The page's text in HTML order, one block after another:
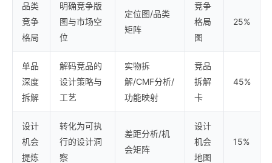
品类
竞争
格局
明确竞争版
图与市场空
位
定位图/品类
矩阵
竞争
格局
图
25%
单品
深度
拆解
解码竞品的
设计策略与
工艺
实物拆
解/CMF分析/
功能映射
竞品
拆解
卡
45%
设计
机会
提炼
转化为可执
行的设计洞
察
差距分析/机
会矩阵
设计
机会
地图
15%